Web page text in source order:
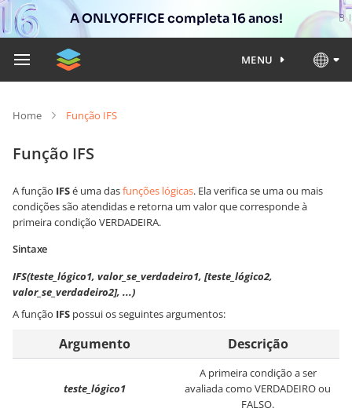
A ONLYOFFICE completa 16 anos!
MENU
Home Função IFS
Função IFS
A função IFSé uma dasfunções lógicas. Ela verifica se uma ou mais
condições são atendidas e retorna um valor que corresponde à
primeira condição VERDADEIRA.
Sintaxe
IFS(teste_lógico1, valor_se_verdadeiro1, [teste_lógico2,
valor_se_verdadeiro2], ...)
A função IFS possui os seguintes argumentos:
Argumento Descrição
teste_lógico1
A primeira condição a ser
avaliada como VERDADEIRO ou
FALSO.